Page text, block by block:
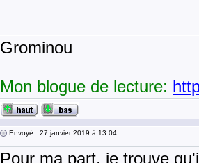
Grominou
Mon blogue de lecture:
Envoyé : 27 janvier 2019 à 13:04
Pour ma part, je trouve